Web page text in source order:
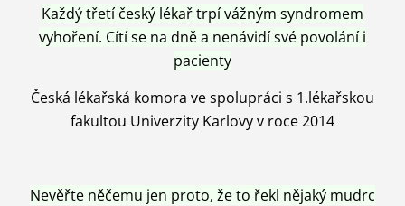
Každý třetí český lékař trpí vážným syndromem
vyhoření. Cítí se na dně a nenávidí své povolání i
pacienty
Česká lékařská komora ve spolupráci s 1.lékařskou
fakultou Univerzity Karlovy v roce 2014
Nevěřte něčemu jen proto, že to řekl nějaký mudrc